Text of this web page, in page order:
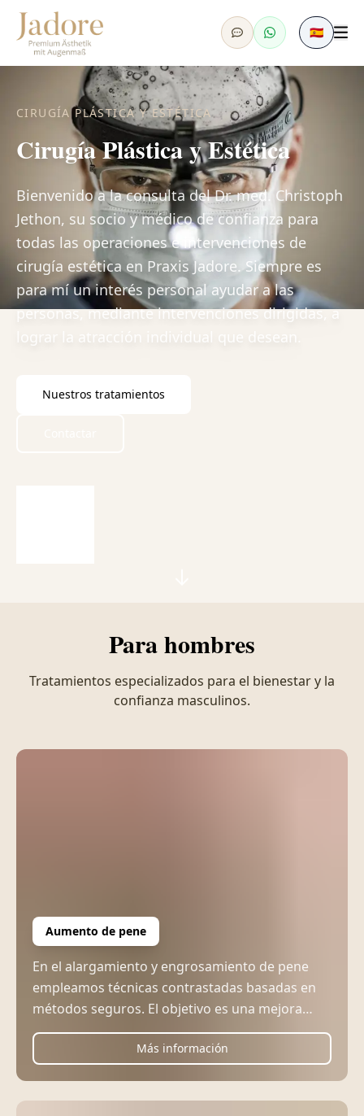
🇪🇸
CIRUGÍA PLÁSTICA Y ESTÉTICA
Cirugía Plástica y Estética
Bienvenido a la consulta del Dr. med. Christoph
Jethon, su socio y médico de confianza para
todas las operaciones e intervenciones de
cirugía estética en Praxis Jadore. Siempre es
para mí un interés personal ayudar a las
personas, mediante intervenciones dirigidas, a
lograr la atracción individual que desean.
Nuestros tratamientos
Para hombres
Tratamientos especializados para el bienestar y la
confianza masculinos.
Aumento de pene
En el alargamiento y engrosamiento de pene
empleamos técnicas contrastadas basadas en
métodos seguros. El objetivo es una mejora
estética teniendo en cuenta sus condiciones
anatómicas individuales.Más información